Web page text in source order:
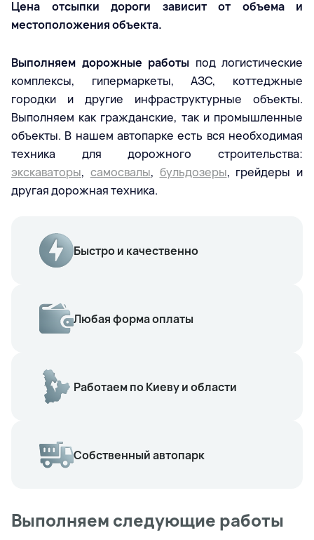
Цена отсыпки дороги зависит от объема и
местоположения объекта.
Выполняем дорожные работы под логистические
комплексы, гипермаркеты, АЗС, коттеджные
городки и другие инфраструктурные объекты.
Выполняем как гражданские, так и промышленные
объекты. В нашем автопарке есть вся необходимая
техника для дорожного строительства:
экскаваторы, самосвалы, бульдозеры, грейдеры и
другая дорожная техника.
Быстро и качественно
Любая форма оплаты
Работаем по Киеву и области
Собственный автопарк
Выполняем следующие работы